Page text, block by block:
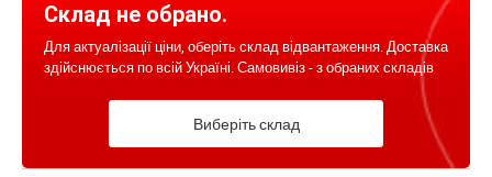
Склад не обрано.
Для актуалізації ціни, оберіть склад відвантаження. Доставка
здійснюється по всій Україні. Самовивіз - з обраних складів
Виберіть склад